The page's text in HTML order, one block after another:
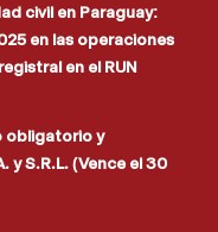
civil en Paraguay:
en las operaciones
en el RUN
obligatorio y
y S.R.L. (Vence el 30